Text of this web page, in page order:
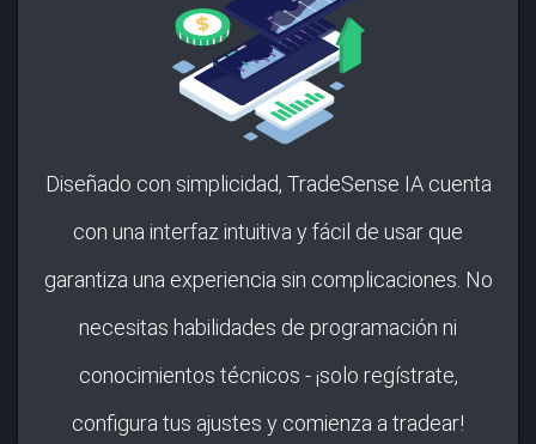
Diseñado con simplicidad, TradeSense IA cuenta
con una interfaz intuitiva y fácil de usar que
garantiza una experiencia sin complicaciones. No
necesitas habilidades de programación ni
conocimientos técnicos - ¡solo regístrate,
configura tus ajustes y comienza a tradear!